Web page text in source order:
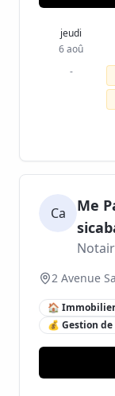
jeudi
6 aoû
-
Ca
Me
2 Avenue
🏠 Immobilier
💰 Gestion